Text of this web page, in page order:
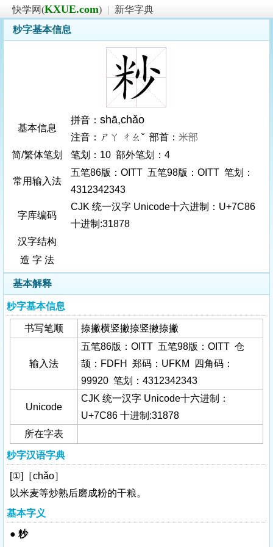
快学网(KXUE.com) |
新华字典
粆字基本信息
基本信息
拼音： shā,chǎo
注音：ㄕㄚ ㄔㄠˇ 部首： 米部
简/繁体笔划
笔划：10 部外笔划：4
常用输入法
五笔86版：OITT 五笔98版：OITT 笔划：
4312342343
字库编码
CJK 统一汉字 Unicode十六进制：U+7C86
十进制:31878
汉字结构
造 字 法
基本解释
粆字基本信息
书写笔顺 捺撇横竖撇捺竖撇捺撇
输入法
五笔86版：OITT 五笔98版：OITT 仓
颉：FDFH 郑码：UFKM 四角码：
99920 笔划：4312342343
Unicode
CJK 统一汉字 Unicode十六进制：
U+7C86 十进制:31878
所在字表
粆字汉语字典
[①]［chǎo］
以米麦等炒熟后磨成粉的干粮。
基本字义
● 粆